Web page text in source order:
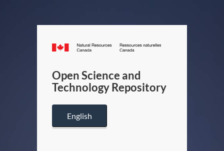
Canada.ca
/
Canada
Open Science and
Technology Repository
English